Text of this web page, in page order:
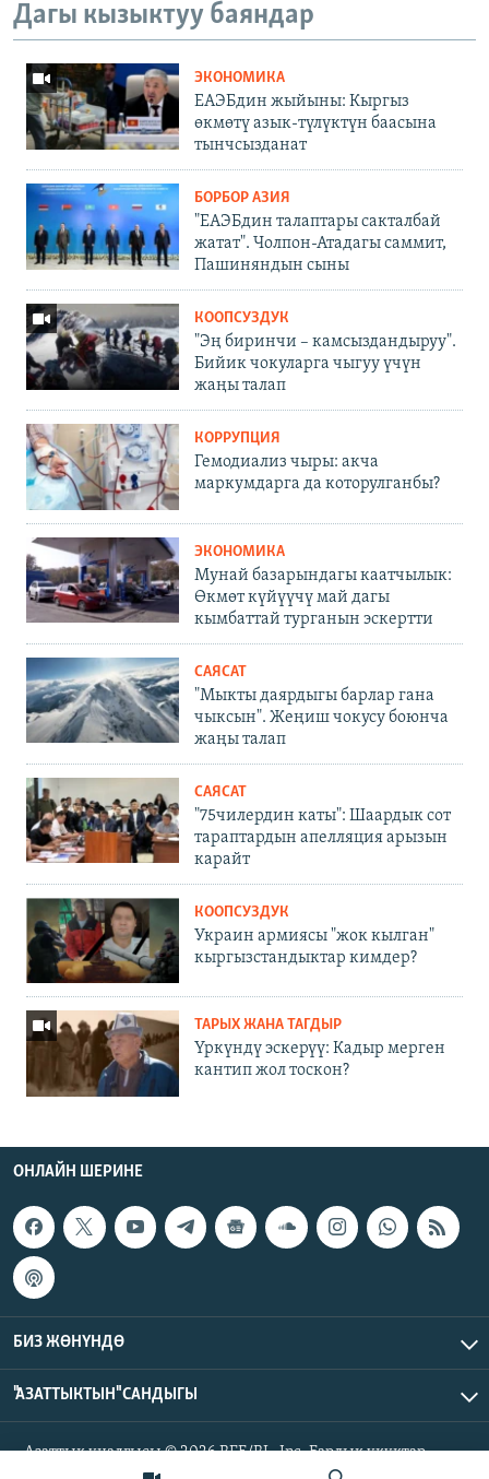
Дагы кызыктуу баяндар
ЭКОНОМИКА
ЕАЭБдин жыйыны: Кыргыз
өкмөтү азык-түлүктүн баасына
тынчсызданат
БОРБОР АЗИЯ
"ЕАЭБдин талаптары сакталбай
жатат". Чолпон-Атадагы саммит,
Пашиняндын сыны
КООПСУЗДУК
"Эң биринчи – камсыздандыруу".
Бийик чокуларга чыгуу үчүн
жаңы талап
КОРРУПЦИЯ
Гемодиализ чыры: акча
маркумдарга да которулганбы?
ЭКОНОМИКА
Мунай базарындагы каатчылык:
Өкмөт күйүүчү май дагы
кымбаттай турганын эскертти
САЯСАТ
"Мыкты даярдыгы барлар гана
чыксын". Жеңиш чокусу боюнча
жаңы талап
САЯСАТ
"75чилердин каты": Шаардык сот
тараптардын апелляция арызын
карайт
КООПСУЗДУК
Украин армиясы "жок кылган"
кыргызстандыктар кимдер?
ТАРЫХ ЖАНА ТАГДЫР
Үркүндү эскерүү: Кадыр мерген
кантип жол тоскон?
ОНЛАЙН ШЕРИНЕ
БИЗ ЖӨНҮНДӨ
"АЗАТТЫКТЫН" САНДЫГЫ
Азаттык үналгысы © 2026 RFE/RL, Inc. Бардык укуктар